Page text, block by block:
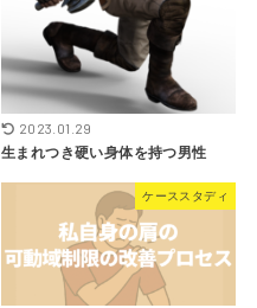
2023.01.29
生まれつき硬い身体を持つ男性
ケーススタディ